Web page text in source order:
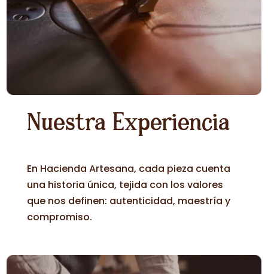
Nuestra Experiencia
En Hacienda Artesana, cada pieza cuenta
una historia única, tejida con los valores
que nos definen: autenticidad, maestría y
compromiso.